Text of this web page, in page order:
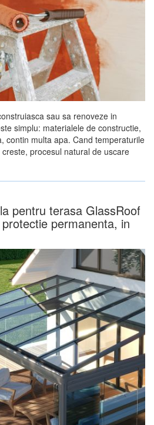
sau sa renoveze in
simplu: materialele de constructie,
contin multa apa. Cand temperaturile
procesul natural de uscare
pentru terasa GlassRoof
permanenta, in